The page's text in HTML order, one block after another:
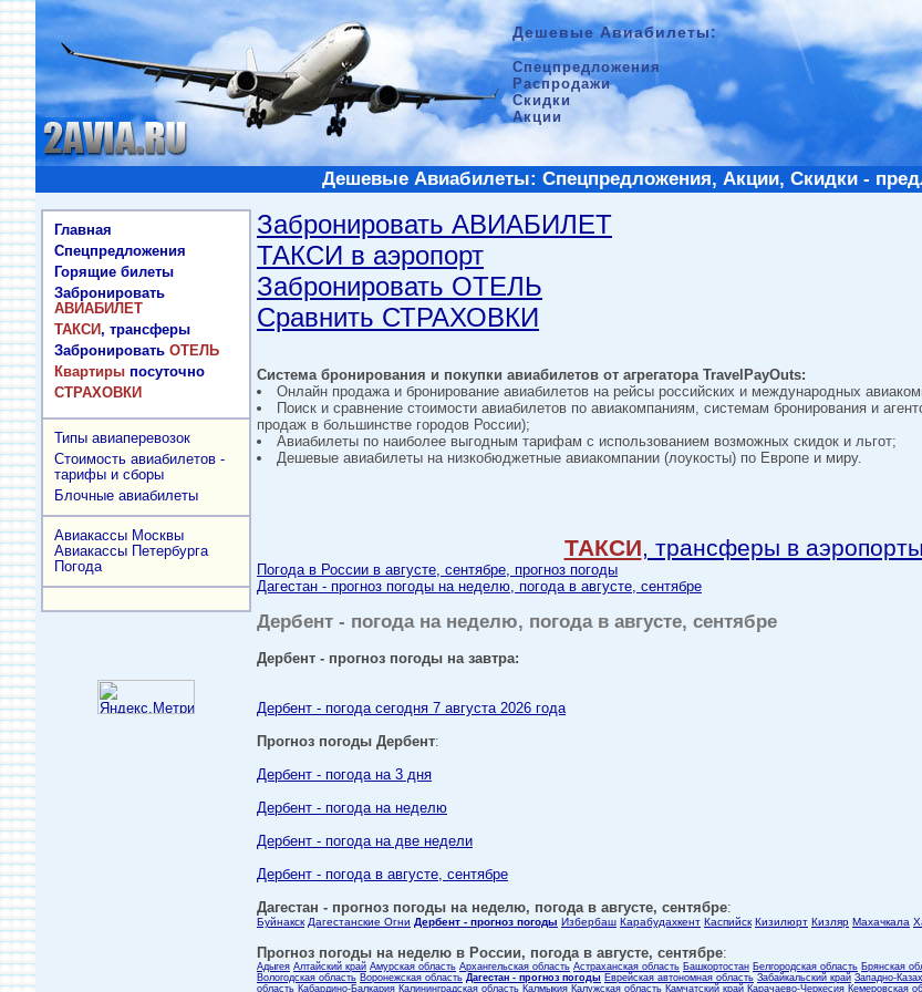
Дешевые Авиабилеты:
Спецпредложения
Распродажи
Скидки
Акции
Дешевые Авиабилеты: Спецпредложения, Акции, Скидки -
Главная
Спецпредложения
Горящие билеты
Забронировать
АВИАБИЛЕТ
ТАКСИ, трансферы
Забронировать ОТЕЛЬ
Квартиры посуточно
СТРАХОВКИ
Типы авиаперевозок
Стоимость авиабилетов -
тарифы и сборы
Блочные авиабилеты
Авиакассы Москвы
Авиакассы Петербурга
Погода
Забронировать АВИАБИЛЕТ
ТАКСИ в аэропорт
Забронировать ОТЕЛЬ
Сравнить СТРАХОВКИ
Система бронирования и покупки авиабилетов от агрегатора TravelPayOuts:
Онлайн продажа и бронирование авиабилетов на рейсы российских и международных
Поиск и сравнение стоимости авиабилетов по авиакомпаниям, системам бронирования и
продаж в большинстве городов России);
Авиабилеты по наиболее выгодным тарифам с использованием возможных скидок и льгот;
Дешевые авиабилеты на низкобюджетные авиакомпании (лоукосты) по Европе и миру.
ТАКСИ, трансферы в аэропорты
Погода в России в августе, сентябре, прогноз погоды
Дагестан - прогноз погоды на неделю, погода в августе, сентябре
Дербент - погода на неделю, погода в августе, сентябре
Дербент - прогноз погоды на завтра:
Дербент - погода сегодня 7 августа 2026 года
Прогноз погоды Дербент:
Дербент - погода на 3 дня
Дербент - погода на неделю
Дербент - погода на две недели
Дербент - погода в августе, сентябре
Дагестан - прогноз погоды на неделю, погода в августе, сентябре:
Буйнакск Дагестанские Огни Дербент - прогноз погоды Избербаш Карабудахкент Каспийск Кизилюрт Кизляр Махачкала
Прогноз погоды на неделю в России, погода в августе, сентябре:
Адыгея Алтайский край Амурская область Архангельская область Астраханская область Башкортостан Белгородская область Брянская
Вологодская область Воронежская область Дагестан - прогноз погоды Еврейская автономная область Забайкальский край Западно-
область Кабардино-Балкария Калининградская область Калмыкия Калужская область Камчатский край Карачаево-Черкесия Кемеровская